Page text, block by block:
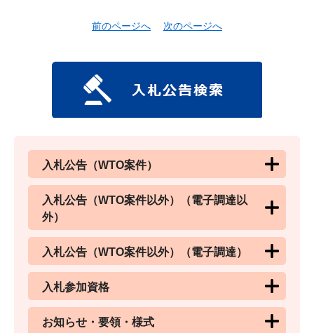
前のページへ 次のページへ
入札公告（WTO案件）
入札公告（WTO案件以外）（電子調達以
外）
入札公告（WTO案件以外）（電子調達）
入札参加資格
お知らせ・要領・様式